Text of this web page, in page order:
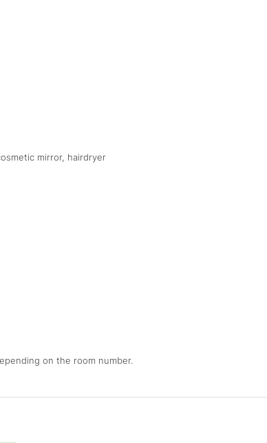
mirror, hairdryer
on the room number.